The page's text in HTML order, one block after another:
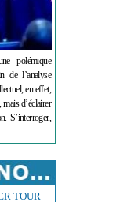
polémique
de l’analyse
en effet,
d’éclairer
S’interroger,
TOUR